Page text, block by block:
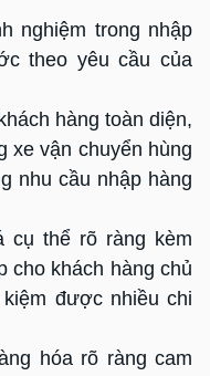
nghiệm trong nhập
theo yêu cầu của
hàng toàn diện,
xe vận chuyển hùng
nhu cầu nhập hàng
cụ thể rõ ràng kèm
cho khách hàng chủ
được nhiều chi
hóa rõ ràng cam